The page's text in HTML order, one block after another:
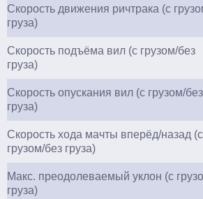
Скорость движения ричтрака (с
груза)
Скорость подъёма вил (с грузом/без
груза)
Скорость опускания вил (с грузом/без
груза)
Скорость хода мачты вперёд/назад (с
грузом/без груза)
Макс. преодолеваемый уклон (с
груза)